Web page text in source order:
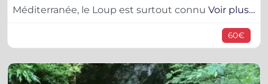
Méditerranée, le Loup est surtout connu Voir plus…
60€